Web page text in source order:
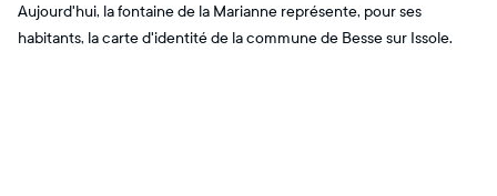
Aujourd'hui, la fontaine de la Marianne représente, pour ses
habitants, la carte d'identité de la commune de Besse sur Issole.